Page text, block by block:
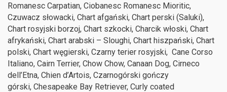
Romanesc Carpatian, Ciobanesc Romanesc Mioritic,
Czuwacz słowacki, Chart afgański, Chart perski (Saluki),
Chart rosyjski borzoj, Chart szkocki, Charcik włoski, Chart
afrykański, Chart arabski – Sloughi, Chart hiszpański, Chart
polski, Chart węgierski, Czarny terier rosyjski, Cane Corso
Italiano, Cairn Terrier, Chow Chow, Canaan Dog, Cirneco
dell’Etna, Chien d’Artois, Czarnogórski gończy
górski, Chesapeake Bay Retriever, Curly coated